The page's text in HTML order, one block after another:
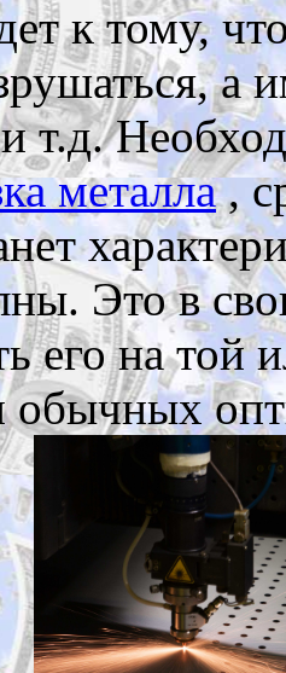
к тому,
а
т.д.
металла,
Это в
его на той